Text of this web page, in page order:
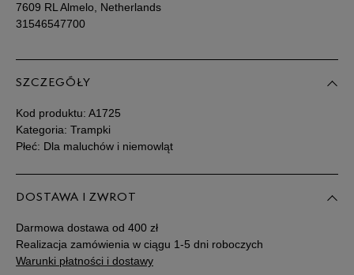
26,5
27 16,5 cm Powiadom o dostępności
28,5 17,5 cm
29 18 cm
30 18,5 cm
7609 RL Almelo, Netherlands
31546547700
SZCZEGÓŁY
Kod produktu: A1725
Kategoria: Trampki
Płeć: Dla maluchów i niemowląt
DOSTAWA I ZWROT
Darmowa dostawa od 400 zł
Realizacja zamówienia w ciągu 1-5 dni roboczych
Warunki płatności i dostawy